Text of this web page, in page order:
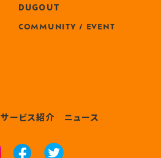
DUGOUT
COMMUNITY / EVENT
サービス紹介 ニュース